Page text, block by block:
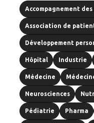
Accompagnement
Association de
Développement
Hôpital Industrie
Médecine
Neurosciences
Pédiatrie Pharma